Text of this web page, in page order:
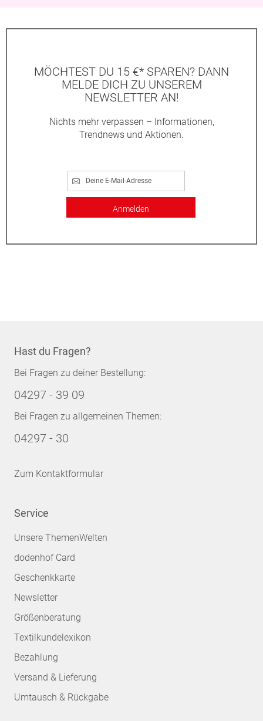
MÖCHTEST DU 15 €* SPAREN? DANN
MELDE DICH ZU UNSEREM
NEWSLETTER AN!
Nichts mehr verpassen – Informationen,
Trendnews und Aktionen.
Anmelden
Hast du Fragen?
Bei Fragen zu deiner Bestellung:
04297 - 39 09
Bei Fragen zu allgemeinen Themen:
04297 - 30
Zum Kontaktformular
Service
Unsere ThemenWelten
dodenhof Card
Geschenkkarte
Newsletter
Größenberatung
Textilkundelexikon
Bezahlung
Versand & Lieferung
Umtausch & Rückgabe